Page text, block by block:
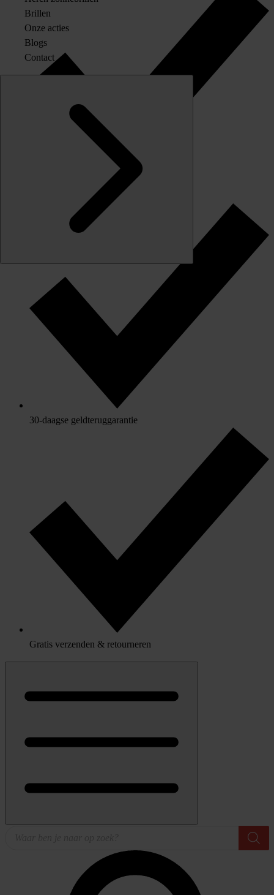
Originele merkglazen op sterkte
30-daagse geldteruggarantie
Gratis verzenden & retourneren
Brillen
Onze acties
Blogs
Contact